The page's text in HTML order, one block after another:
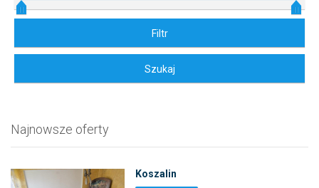
Najnowsze oferty
Koszalin